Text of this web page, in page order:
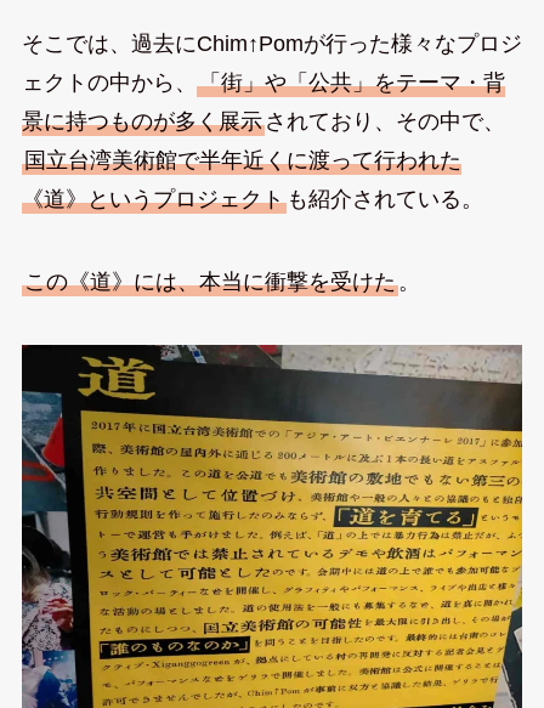
そこでは、過去にChim↑Pomが行った様々なプロジ
ェクトの中から、 「街」や「公共」をテーマ・背
景に持つものが多く展示されており、その中で、
国立台湾美術館で半年近くに渡って行われた
《道》というプロジェクトも紹介されている。
この《道》には、本当に衝撃を受けた。